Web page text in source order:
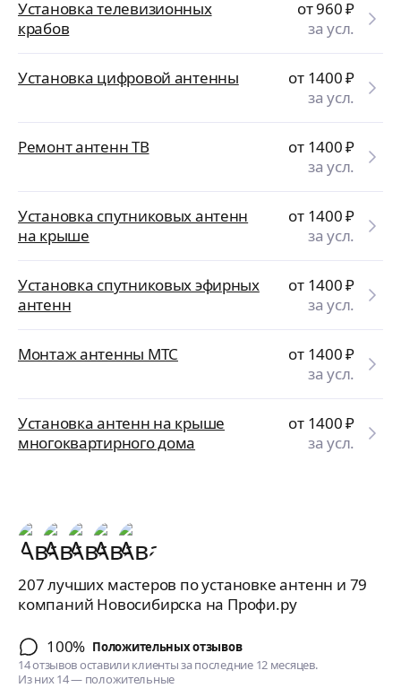
Установка телевизионных
крабов
от 960₽
за усл.
Установка цифровой антенны от 1400₽
за усл.
Ремонт антенн ТВ от 1400₽
за усл.
Установка спутниковых антенн
на крыше
от 1400₽
за усл.
Установка спутниковых эфирных
антенн
от 1400₽
за усл.
Монтаж антенны МТС от 1400₽
за усл.
Установка антенн на крыше
многоквартирного дома
от 1400₽
за усл.
207 лучших мастеров по установке антенн и 79
компаний Новосибирска на Профи.ру
100% Положительных отзывов
14 отзывов оставили клиенты за последние 12 месяцев.
Из них 14 — положительные